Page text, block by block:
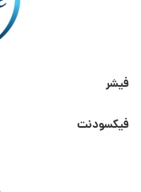
فیشر
فیکسودنت